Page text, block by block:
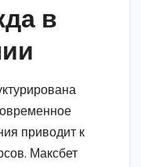
в
приводит к
Максбет